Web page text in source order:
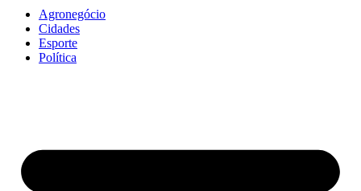
Agronegócio
Cidades
Esporte
Política